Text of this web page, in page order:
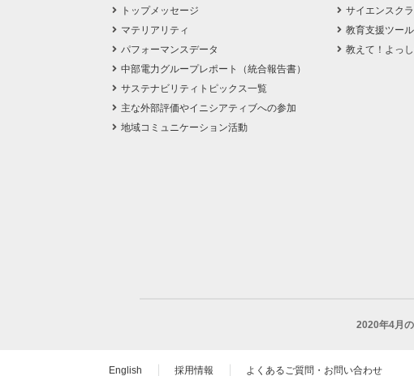
トップメッセージ
マテリアリティ
パフォーマンスデータ
中部電力グループレポート（統合報告書）
サステナビリティトピックス一覧
主な外部評価やイニシアティブへの参加
地域コミュニケーション活動
サイエンスク
教育支援ツール
教えて！よっ
2020年4月の
English 採用情報 よくあるご質問・お問い合わせ